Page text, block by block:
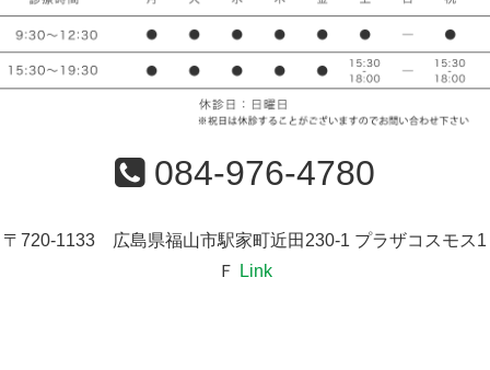
084-976-4780
〒720-1133 広島県福山市駅家町近田230-1 プラザコスモス1
Ｆ
Link